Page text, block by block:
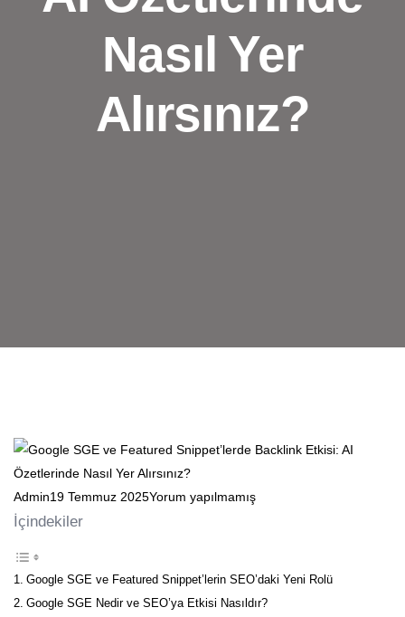
Nasıl Yer
Alırsınız?
Admin19 Temmuz 2025Yorum yapılmamış
İçindekiler
Google SGE ve Featured Snippet’lerin SEO’daki Yeni Rolü
Google SGE Nedir ve SEO’ya Etkisi Nasıldır?